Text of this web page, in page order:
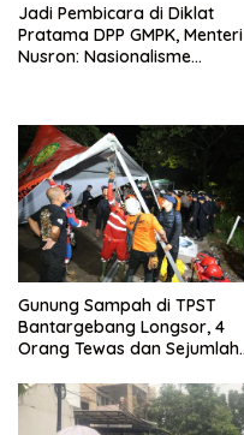
Jadi Pembicara di Diklat
Pratama DPP GMPK, Menteri
Nusron: Nasionalisme
Gunung Sampah di TPST
Bantargebang Longsor, 4
Orang Tewas dan Sejumlah